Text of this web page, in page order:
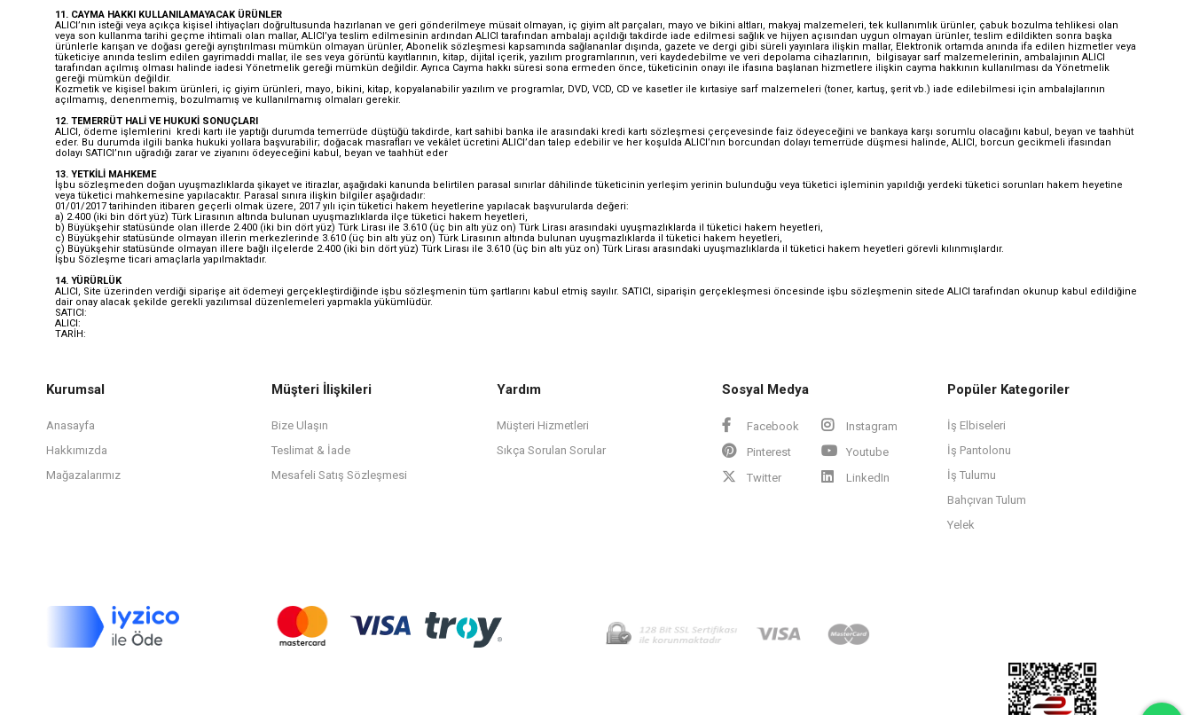
11. CAYMA HAKKI KULLANILAMAYACAK ÜRÜNLER
ALICI’nın isteği veya açıkça kişisel ihtiyaçları doğrultusunda hazırlanan ve geri gönderilmeye müsait olmayan, iç giyim alt parçaları, mayo ve bikini altları, makyaj malzemeleri, tek kullanımlık ürünler, çabuk bozulma tehlikesi olan
veya son kullanma tarihi geçme ihtimali olan mallar, ALICI’ya teslim edilmesinin ardından ALICI tarafından ambalajı açıldığı takdirde iade edilmesi sağlık ve hijyen açısından uygun olmayan ürünler, teslim edildikten sonra başka
ürünlerle karışan ve doğası gereği ayrıştırılması mümkün olmayan ürünler, Abonelik sözleşmesi kapsamında sağlananlar dışında, gazete ve dergi gibi süreli yayınlara ilişkin mallar, Elektronik ortamda anında ifa edilen hizmetler veya
tüketiciye anında teslim edilen gayrimaddi mallar, ile ses veya görüntü kayıtlarının, kitap, dijital içerik, yazılım programlarının, veri kaydedebilme ve veri depolama cihazlarının, bilgisayar sarf malzemelerinin, ambalajının ALICI
tarafından açılmış olması halinde iadesi Yönetmelik gereği mümkün değildir. Ayrıca Cayma hakkı süresi sona ermeden önce, tüketicinin onayı ile ifasına başlanan hizmetlere ilişkin cayma hakkının kullanılması da Yönetmelik
gereği mümkün değildir.
Kozmetik ve kişisel bakım ürünleri, iç giyim ürünleri, mayo, bikini, kitap, kopyalanabilir yazılım ve programlar, DVD, VCD, CD ve kasetler ile kırtasiye sarf malzemeleri (toner, kartuş, şerit vb.) iade edilebilmesi için ambalajlarının
açılmamış, denenmemiş, bozulmamış ve kullanılmamış olmaları gerekir.
12. TEMERRÜT HALİ VE HUKUKİ SONUÇLARI
ALICI, ödeme işlemlerini kredi kartı ile yaptığı durumda temerrüde düştüğü takdirde, kart sahibi banka ile arasındaki kredi kartı sözleşmesi çerçevesinde faiz ödeyeceğini ve bankaya karşı sorumlu olacağını kabul, beyan ve taahhüt
eder. Bu durumda ilgili banka hukuki yollara başvurabilir; doğacak masrafları ve vekâlet ücretini ALICI’dan talep edebilir ve her koşulda ALICI’nın borcundan dolayı temerrüde düşmesi halinde, ALICI, borcun gecikmeli ifasından
dolayı SATICI’nın uğradığı zarar ve ziyanını ödeyeceğini kabul, beyan ve taahhüt eder
13. YETKİLİ MAHKEME
İşbu sözleşmeden doğan uyuşmazlıklarda şikayet ve itirazlar, aşağıdaki kanunda belirtilen parasal sınırlar dâhilinde tüketicinin yerleşim yerinin bulunduğu veya tüketici işleminin yapıldığı yerdeki tüketici sorunları hakem heyetine
veya tüketici mahkemesine yapılacaktır. Parasal sınıra ilişkin bilgiler aşağıdadır:
01/01/2017 tarihinden itibaren geçerli olmak üzere, 2017 yılı için tüketici hakem heyetlerine yapılacak başvurularda değeri:
a) 2.400 (iki bin dört yüz) Türk Lirasının altında bulunan uyuşmazlıklarda ilçe tüketici hakem heyetleri,
b) Büyükşehir statüsünde olan illerde 2.400 (iki bin dört yüz) Türk Lirası ile 3.610 (üç bin altı yüz on) Türk Lirası arasındaki uyuşmazlıklarda il tüketici hakem heyetleri,
c) Büyükşehir statüsünde olmayan illerin merkezlerinde 3.610 (üç bin altı yüz on) Türk Lirasının altında bulunan uyuşmazlıklarda il tüketici hakem heyetleri,
ç) Büyükşehir statüsünde olmayan illere bağlı ilçelerde 2.400 (iki bin dört yüz) Türk Lirası ile 3.610 (üç bin altı yüz on) Türk Lirası arasındaki uyuşmazlıklarda il tüketici hakem heyetleri görevli kılınmışlardır.
İşbu Sözleşme ticari amaçlarla yapılmaktadır.
14. YÜRÜRLÜK
ALICI, Site üzerinden verdiği siparişe ait ödemeyi gerçekleştirdiğinde işbu sözleşmenin tüm şartlarını kabul etmiş sayılır. SATICI, siparişin gerçekleşmesi öncesinde işbu sözleşmenin sitede ALICI tarafından okunup kabul edildiğine
dair onay alacak şekilde gerekli yazılımsal düzenlemeleri yapmakla yükümlüdür.
SATICI:
ALICI:
TARİH:
Kurumsal
Anasayfa
Hakkımızda
Mağazalarımız
Müşteri İlişkileri
Bize Ulaşın
Teslimat & İade
Mesafeli Satış Sözleşmesi
Yardım
Müşteri Hizmetleri
Sıkça Sorulan Sorular
Sosyal Medya
Facebook
Instagram
Pinterest
Youtube
Twitter
LinkedIn
Popüler Kategoriler
İş Elbiseleri
İş Pantolonu
İş Tulumu
Bahçıvan Tulum
Yelek